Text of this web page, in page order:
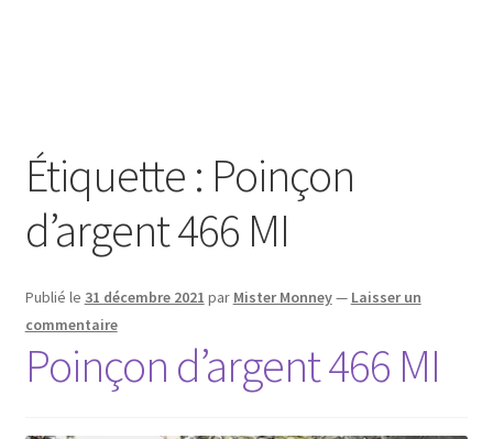
Étiquette : Poinçon
d’argent 466 MI
Publié le 31 décembre 2021 par Mister Monney— Laisser un
commentaire
Poinçon d’argent 466 MI